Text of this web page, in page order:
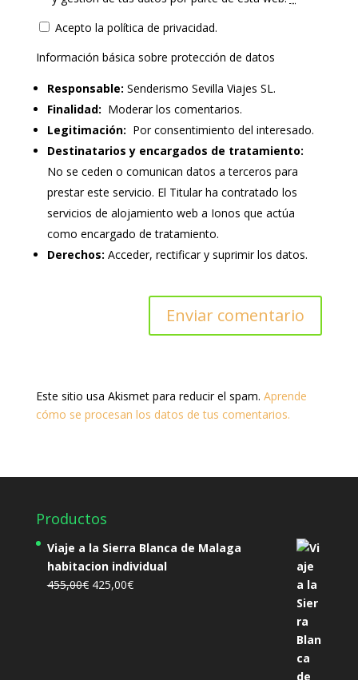
Acepto la política de privacidad.
Información básica sobre protección de datos
Responsable: Senderismo Sevilla Viajes SL.
Finalidad: Moderar los comentarios.
Legitimación: Por consentimiento del interesado.
Destinatarios y encargados de tratamiento:
No se ceden o comunican datos a terceros para
prestar este servicio. El Titular ha contratado los
servicios de alojamiento web a Ionos que actúa
como encargado de tratamiento.
Derechos: Acceder, rectificar y suprimir los datos.
Este sitio usa Akismet para reducir el spam. Aprende
cómo se procesan los datos de tus comentarios.
Productos
Viaje a la Sierra Blanca de Malaga
habitacion individual
455,00€ El
425,00€El